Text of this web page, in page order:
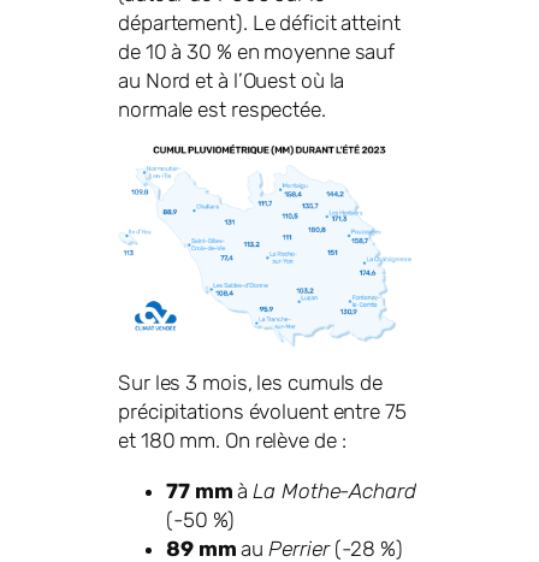
département). Le déficit atteint
de 10 à 30 % en moyenne sauf
au Nord et à l’Ouest où la
normale est respectée.
Sur les 3 mois, les cumuls de
précipitations évoluent entre 75
et 180 mm. On relève de :
77 mm àLa Mothe-Achard
(-50 %)
89 mm auPerrier (-28 %)